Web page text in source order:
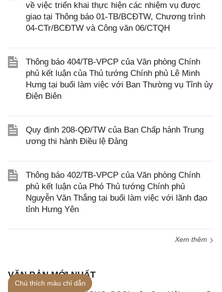
về việc triển khai thực hiện các nhiệm vụ được
giao tại Thông báo 01-TB/BCĐTW, Chương trình
04-CTr/BCĐTW và Công văn 06/CTQH
Thông báo 404/TB-VPCP của Văn phòng Chính
phủ kết luận của Thủ tướng Chính phủ Lê Minh
Hưng tại buổi làm việc với Ban Thường vụ Tỉnh ủy
Điện Biên
Quy định 208-QĐ/TW của Ban Chấp hành Trung
ương thi hành Điều lệ Đảng
Thông báo 402/TB-VPCP của Văn phòng Chính
phủ kết luận của Phó Thủ tướng Chính phủ
Nguyễn Văn Thắng tại buổi làm việc với lãnh đạo
tỉnh Hưng Yên
Xem thêm
VĂN BẢN MỚI NHẤT
Chú thích màu chỉ dẫn